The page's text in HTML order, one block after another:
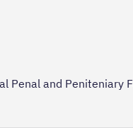
Penal and Peniteniary